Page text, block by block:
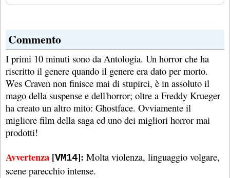
Commento
I primi 10 minuti sono da Antologia. Un horror che ha
riscritto il genere quando il genere era dato per morto.
Wes Craven non finisce mai di stupirci, è in assoluto il
mago della suspense e dell'horror; oltre a Freddy Krueger
ha creato un altro mito: Ghostface. Ovviamente il
migliore film della saga ed uno dei migliori horror mai
prodotti!
Avvertenza [VM14]: Molta violenza, linguaggio volgare,
scene parecchio intense.